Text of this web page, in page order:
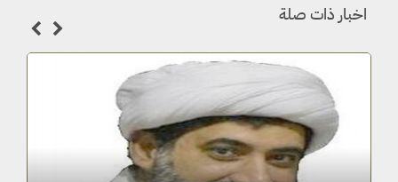
اخبار ذات صلة